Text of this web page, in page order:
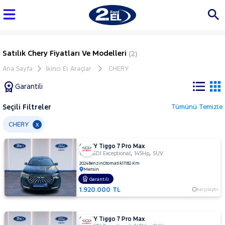
Satılık Chery Fiyatları Ve Modelleri (2)
Ana Sayfa İkinci El Araçlar CHERY
Garantili
Tüm
Araçlar
AUDI
BMC
BMW
BYD
Seçili Filtreler Tümünü Temizle
CHERY x
CHERY Tiggo 7 Pro Max
1.6 T-GDI Exceptional,145Hp, SUV
2024BenzinOtomatik17.182 Km
Mersin
1.920.000 TL Karşılaştır
Garantili
CHERY Tiggo 7 Pro Max